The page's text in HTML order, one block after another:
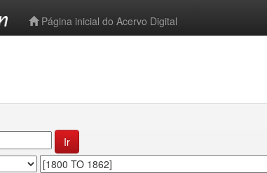
Página inicial do Acervo Digital